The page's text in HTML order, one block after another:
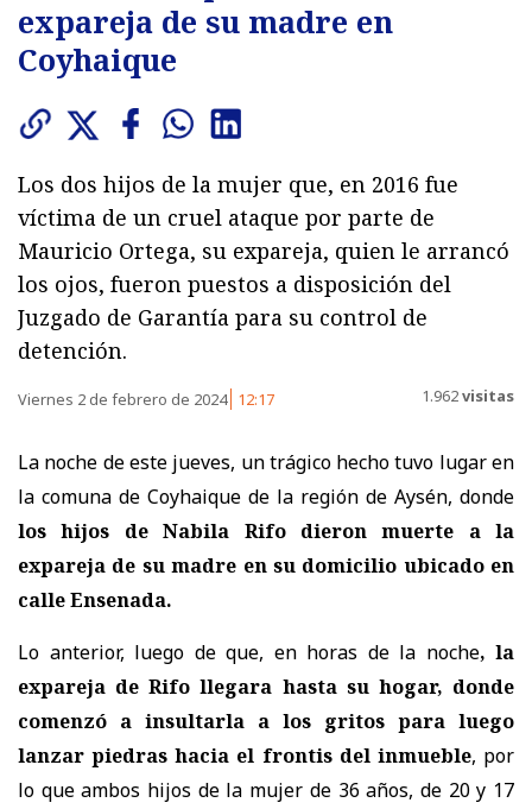
expareja de su madre en
Coyhaique
Los dos hijos de la mujer que, en 2016 fue
víctima de un cruel ataque por parte de
Mauricio Ortega, su expareja, quien le arrancó
los ojos, fueron puestos a disposición del
Juzgado de Garantía para su control de
detención.
Viernes 2 de febrero de 2024 12:17 1.962visitas
La noche de este jueves, un trágico hecho tuvo lugar en
la comuna de Coyhaique de la región de Aysén, donde
los hijos de Nabila Rifo dieron muerte a la
expareja de su madre en su domicilio ubicado en
calle Ensenada.
Lo anterior, luego de que, en horas de la noche, la
expareja de Rifo llegara hasta su hogar, donde
comenzó a insultarla a los gritos para luego
lanzar piedras hacia el frontis del inmueble, por
lo que ambos hijos de la mujer de 36 años, de 20 y 17